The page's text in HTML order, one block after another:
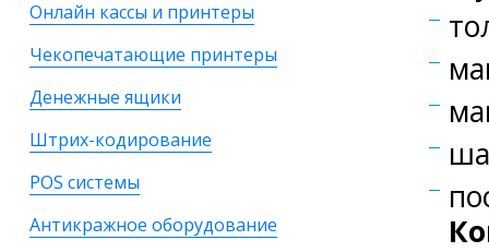
Онлайн кассы и принтеры
Чекопечатающие принтеры
Денежные ящики
Штрих-кодирование
POS системы
Антикражное оборудование